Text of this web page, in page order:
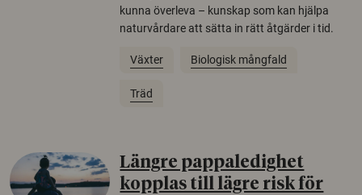
kunna överleva – kunskap som kan hjälpa
naturvårdare att sätta in rätt åtgärder i tid.
Växter Biologisk mångfald
Träd
Längre pappaledighet
kopplas till lägre risk för